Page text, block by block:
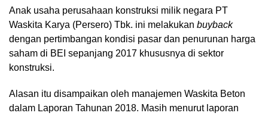
Anak usaha perusahaan konstruksi milik negara PT
Waskita Karya (Persero) Tbk. ini melakukan buyback
dengan pertimbangan kondisi pasar dan penurunan harga
saham di BEI sepanjang 2017 khususnya di sektor
konstruksi.
Alasan itu disampaikan oleh manajemen Waskita Beton
dalam Laporan Tahunan 2018. Masih menurut laporan